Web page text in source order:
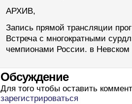
АРХИВ,
Запись прямой трансляции
Встреча с многократными
чемпионами России. в
Обсуждение
Для того чтобы оставить
зарегистрироваться